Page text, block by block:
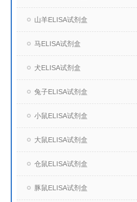
山羊ELISA试剂盒
马ELISA试剂盒
犬ELISA试剂盒
兔子ELISA试剂盒
小鼠ELISA试剂盒
大鼠ELISA试剂盒
仓鼠ELISA试剂盒
豚鼠ELISA试剂盒